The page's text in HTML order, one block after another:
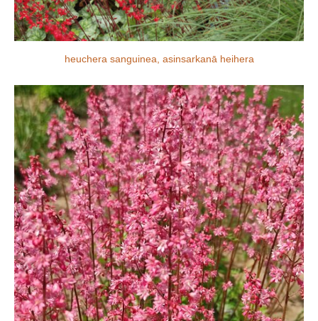
heuchera sanguinea, asinsarkanā heihera